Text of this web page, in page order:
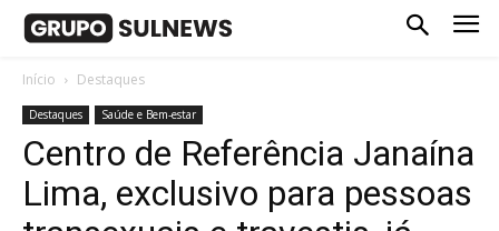
Início Destaques
Destaques Saúde e Bem-estar
Centro de Referência Janaína
Lima, exclusivo para pessoas